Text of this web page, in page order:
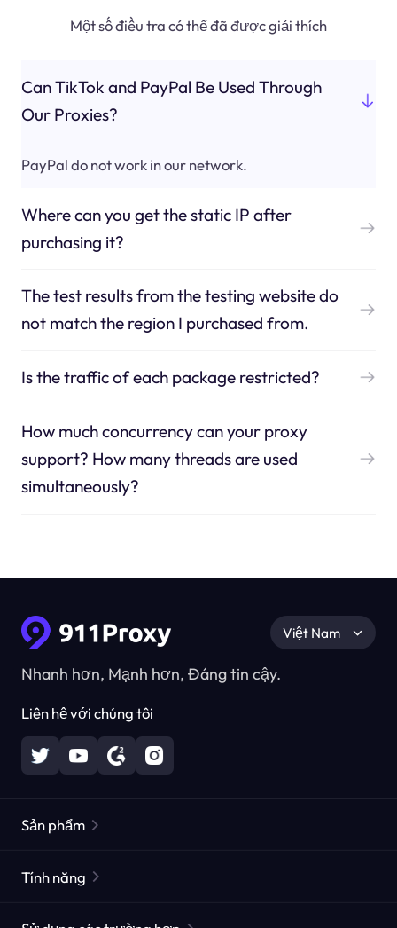
Một số điều tra có thể đã được giải thích
Can TikTok and PayPal Be Used Through
Our Proxies?
PayPal do not work in our network.
Where can you get the static IP after
purchasing it?
The test results from the testing website do
not match the region I purchased from.
Is the traffic of each package restricted?
How much concurrency can your proxy
support? How many threads are used
simultaneously?
Nhanh hơn, Mạnh hơn, Đáng tin cậy.
Liên hệ với chúng tôi
Việt Nam
Sản phẩm
Tính năng